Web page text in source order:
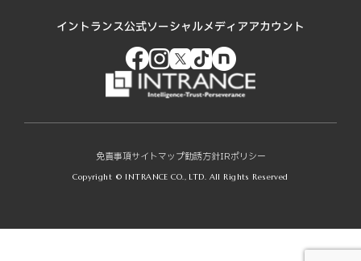
イントランス公式ソーシャルメディアアカウント
免責事項サイトマップ勧誘方針IRポリシー
Copyright © INTRANCE CO., LTD. All Rights Reserved